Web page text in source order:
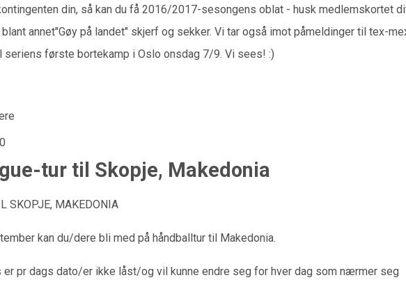
din, så kan du få 2016/2017-sesongens oblat - husk medlemskortet
annet"Gøy på landet" skjerf og sekker. Vi tar også imot påmeldinger til tex-
første bortekamp i Oslo onsdag 7/9. Vi sees! :)
tur til Skopje, Makedonia
SKOPJE, MAKEDONIA
kan du/dere bli med på håndballtur til Makedonia.
er pr dags dato/er ikke låst/og vil kunne endre seg for hver dag som nærmer seg